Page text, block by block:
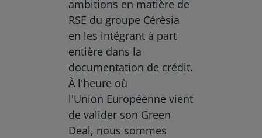
ambitions en matière de
RSE du groupe Cérèsia
en les intégrant à part
entière dans la
documentation de crédit.
À l'heure où
l'Union Européenne vient
de valider son Green
Deal, nous sommes